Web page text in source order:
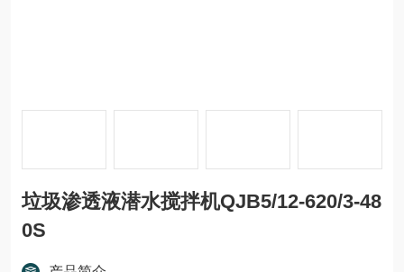
垃圾渗透液潜水搅拌机QJB5/12-620/3-48
0S